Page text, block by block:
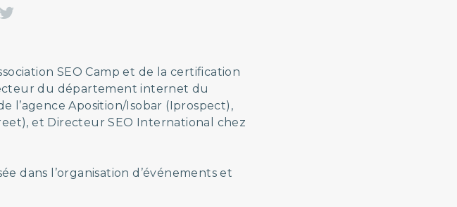
SEO Camp et de la certification
du département internet du
l’agence Aposition/Isobar (Iprospect),
et Directeur SEO International chez
dans l’organisation d’événements et